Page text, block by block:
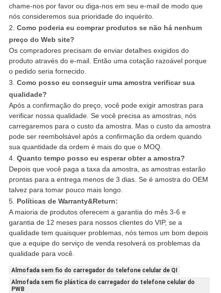
chame-nos por favor ou diga-nos em seu e-mail de modo que
nós consideremos sua prioridade do inquérito.
2. Como poderia eu comprar produtos se não há nenhum
preço do Web site?
Os compradores precisam de enviar detalhes exigidos do
produto através do e-mail. Então uma cotação razoável porque
o pedido seria fornecido.
3. Como posso eu conseguir uma amostra verificar sua
qualidade?
Após a confirmação do preço, você pode exigir amostras para
verificar nossa qualidade. Se você precisa as amostras, nós
carregaremos para o custo da amostra. Mas o custo da amostra
pode ser reembolsável após a confirmação da ordem quando
sua quantidade da ordem é mais do que o MOQ.
4. Quanto tempo posso eu esperar obter a amostra?
Depois que você paga a taxa da amostra, as amostras estarão
prontas para a entrega menos de 3 dias. Se é amostra do OEM
talvez para tomar pouco mais longo.
5. Políticas de Warranty&Return:
A maioria de produtos oferecem a garantia do mês 3-6 e
garantia de 12 meses para nossos clientes do VIP, se a
qualidade tem quaisquer problemas, nós temos um bom depois
que a equipe do serviço de venda resolverá os problemas da
qualidade para você.
Almofada sem fio do carregador do telefone celular de QI
Almofada sem fio plástica do carregador do telefone celular do
PWB